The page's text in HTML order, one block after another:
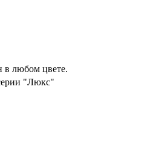
в любом цвете.
"Люкс"